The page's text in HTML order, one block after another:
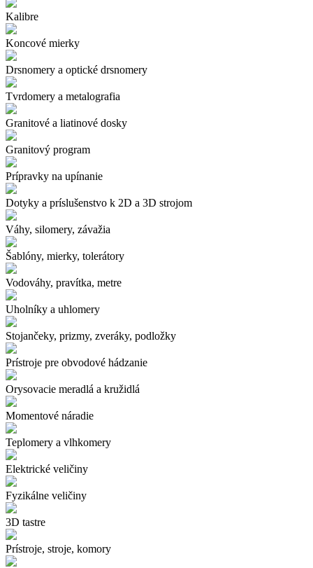
Kalibre
Koncové mierky
Drsnomery a optické drsnomery
Tvrdomery a metalografia
Granitové a liatinové dosky
Granitový program
Prípravky na upínanie
Dotyky a príslušenstvo k 2D a 3D strojom
Váhy, silomery, závažia
Šablóny, mierky, tolerátory
Vodováhy, pravítka, metre
Uholníky a uhlomery
Stojančeky, prizmy, zveráky, podložky
Prístroje pre obvodové hádzanie
Orysovacie meradlá a kružidlá
Momentové náradie
Teplomery a vlhkomery
Elektrické veličiny
Fyzikálne veličiny
3D tastre
Prístroje, stroje, komory